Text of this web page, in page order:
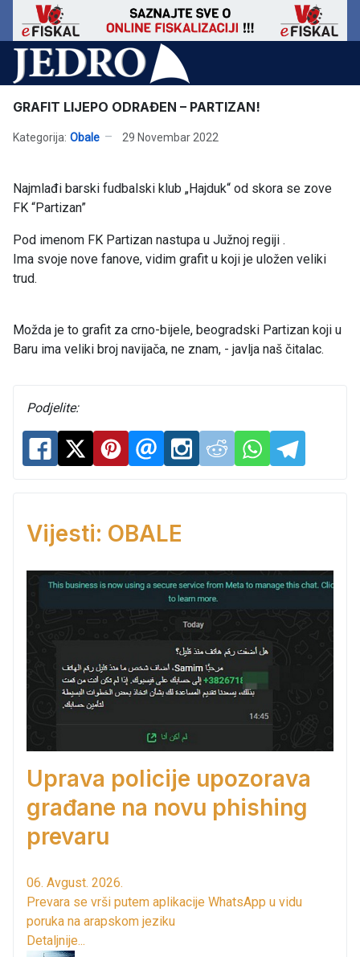
GRAFIT LIJEPO ODRAĐEN – PARTIZAN!
Kategorija: Obale 29 Novembar 2022
Najmlađi barski fudbalski klub „Hajduk“ od skora se zove
FK “Partizan”
Pod imenom FK Partizan nastupa u Južnoj regiji .
Ima svoje nove fanove, vidim grafit u koji je uložen veliki
trud.
Možda je to grafit za crno-bijele, beogradski Partizan koji u
Baru ima veliki broj navijača, ne znam, - javlja naš čitalac.
Podjelite:
Vijesti: OBALE
Uprava policije upozorava
građane na novu phishing
prevaru
06. Avgust. 2026.
Prevara se vrši putem aplikacije WhatsApp u vidu
poruka na arapskom jeziku
Detaljnije...